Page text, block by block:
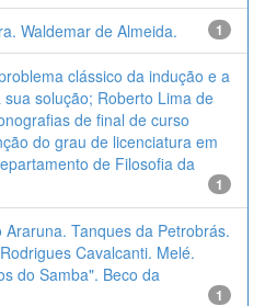
Waldemar de Almeida. 1
clássico da indução e a
solução; Roberto Lima de
de final de curso
do grau de licenciatura em
de Filosofia da
1
Tanques da Petrobrás.
Cavalcanti. Melé.
do Samba". Beco da
1